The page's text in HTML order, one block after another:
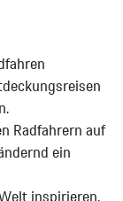
Radfahrern auf
ein
inspirieren,